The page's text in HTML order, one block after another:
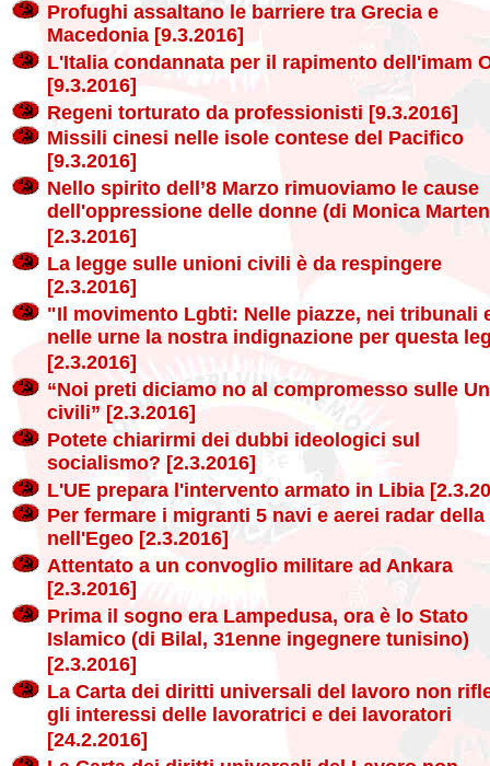
Profughi assaltano le barriere tra Grecia e
Macedonia [9.3.2016]
L'Italia condannata per il rapimento dell'imam
[9.3.2016]
Regeni torturato da professionisti [9.3.2016]
Missili cinesi nelle isole contese del Pacifico
[9.3.2016]
Nello spirito dell’8 Marzo rimuoviamo le cause
dell'oppressione delle donne (di Monica
[2.3.2016]
La legge sulle unioni civili è da respingere
[2.3.2016]
"Il movimento Lgbti: Nelle piazze, nei tribunali
nelle urne la nostra indignazione per questa
[2.3.2016]
“Noi preti diciamo no al compromesso sulle
civili” [2.3.2016]
Potete chiarirmi dei dubbi ideologici sul
socialismo? [2.3.2016]
L'UE prepara l'intervento armato in Libia
Per fermare i migranti 5 navi e aerei radar della
nell'Egeo [2.3.2016]
Attentato a un convoglio militare ad Ankara
[2.3.2016]
Prima il sogno era Lampedusa, ora è lo Stato
Islamico (di Bilal, 31enne ingegnere tunisino)
[2.3.2016]
La Carta dei diritti universali del lavoro non
gli interessi delle lavoratrici e dei lavoratori
[24.2.2016]